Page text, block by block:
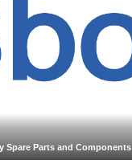
Spare Parts and Components